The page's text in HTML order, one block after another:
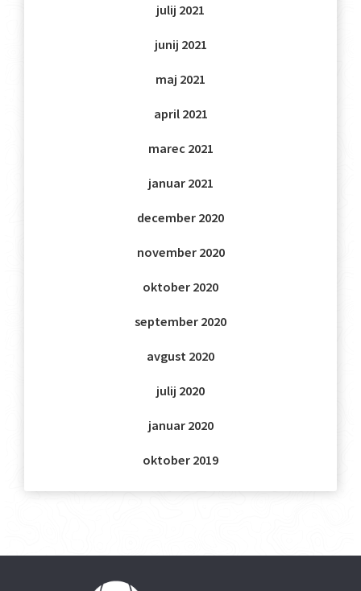
julij 2021
junij 2021
maj 2021
april 2021
marec 2021
januar 2021
december 2020
november 2020
oktober 2020
september 2020
avgust 2020
julij 2020
januar 2020
oktober 2019